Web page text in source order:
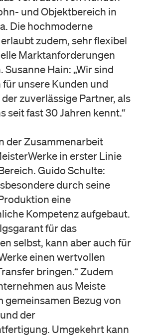
und Objektbereich in
Die hochmoderne
zudem, sehr flexibel
Marktanforderungen
Susanne Hain: „Wir sind
unsere Kunden und
zuverlässige Partner, als
seit fast 30 Jahren kennt.“
der Zusammenarbeit
in erster Linie
Guido Schulte:
durch seine
eine
Kompetenz aufgebaut.
für das
selbst, kann aber auch für
einen wertvollen
bringen.“ Zudem
aus Meiste
gemeinsamen Bezug von
der
Umgekehrt kann